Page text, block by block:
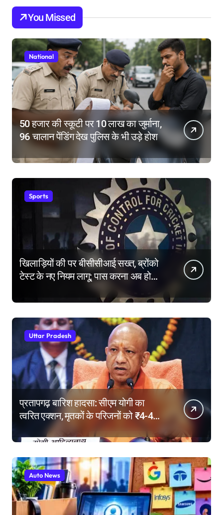
You Missed
National
50 हजार की स्कूटी पर 10 लाख का जुर्माना,
96 चालान पेंडिंग देख पुलिस के भी उड़े होश
Sports
खिलाड़ियों की पर बीसीसीआई सख्त, ब्रोंको
टेस्ट के नए नियम लागू; पास करना अब होगा
Uttar Pradesh
प्रतापगढ़ बारिश हादसा: सीएम योगी का
त्वरित एक्शन, मृतकों के परिजनों को ₹4-4
लाख की सहायता, घायलों के बेहतर इलाज के
निर्देश
Auto News